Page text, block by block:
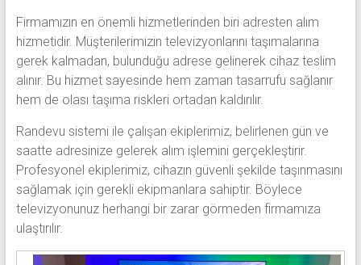
Firmamızın en önemli hizmetlerinden biri adresten alım
hizmetidir. Müşterilerimizin televizyonlarını taşımalarına
gerek kalmadan, bulunduğu adrese gelinerek cihaz teslim
alınır. Bu hizmet sayesinde hem zaman tasarrufu sağlanır
hem de olası taşıma riskleri ortadan kaldırılır.
Randevu sistemi ile çalışan ekiplerimiz, belirlenen gün ve
saatte adresinize gelerek alım işlemini gerçekleştirir.
Profesyonel ekiplerimiz, cihazın güvenli şekilde taşınmasını
sağlamak için gerekli ekipmanlara sahiptir. Böylece
televizyonunuz herhangi bir zarar görmeden firmamıza
ulaştırılır.